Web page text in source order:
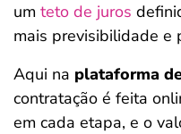
um teto de juros
mais previsibilidade e
Aqui na plataforma
contratação é feita
em cada etapa, e o